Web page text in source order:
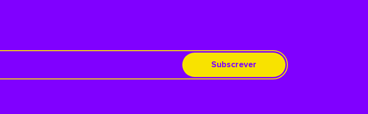
Subscrever